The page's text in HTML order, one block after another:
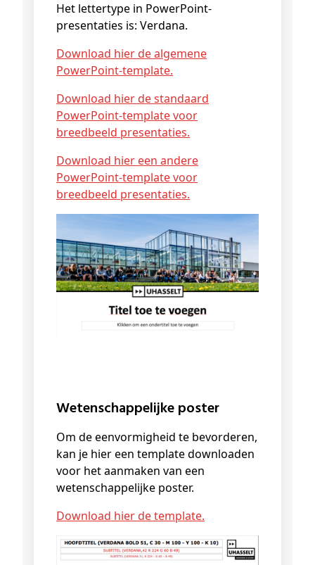
Het lettertype in PowerPoint-
presentaties is: Verdana.
Download hier de algemene
PowerPoint-template.
Download hier de standaard
PowerPoint-template voor
breedbeeld presentaties.
Download hier een andere
PowerPoint-template voor
breedbeeld presentaties.
Wetenschappelijke poster
Om de eenvormigheid te bevorderen,
kan je hier een template downloaden
voor het aanmaken van een
wetenschappelijke poster.
Download hier de template.